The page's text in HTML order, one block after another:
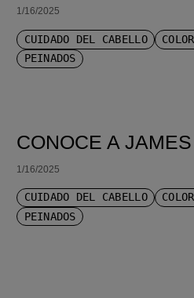
1/16/2025
CUIDADO DEL CABELLO
PEINADOS
CONOCE A
1/16/2025
CUIDADO DEL CABELLO
PEINADOS